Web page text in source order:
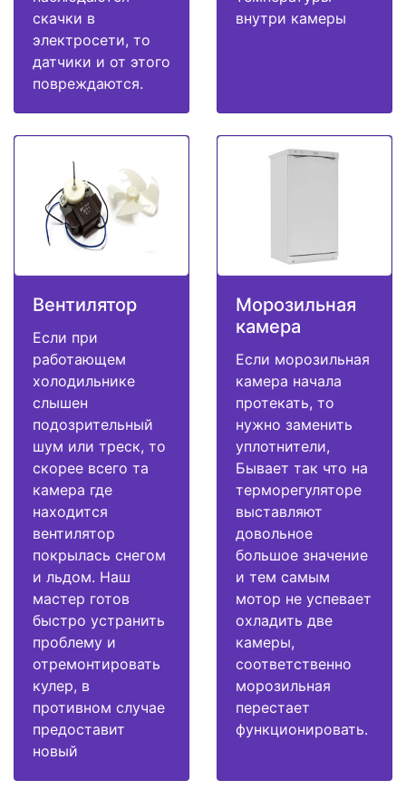
скачки в
электросети, то
датчики и от этого
повреждаются.
внутри камеры
Вентилятор
Если при
работающем
холодильнике
слышен
подозрительный
шум или треск, то
скорее всего та
камера где
находится
вентилятор
покрылась снегом
и льдом. Наш
мастер готов
быстро устранить
проблему и
отремонтировать
кулер, в
противном случае
предоставит
новый
Морозильная
камера
Если морозильная
камера начала
протекать, то
нужно заменить
уплотнители,
Бывает так что на
терморегуляторе
выставляют
довольное
большое значение
и тем самым
мотор не успевает
охладить две
камеры,
соответственно
морозильная
перестает
функционировать.